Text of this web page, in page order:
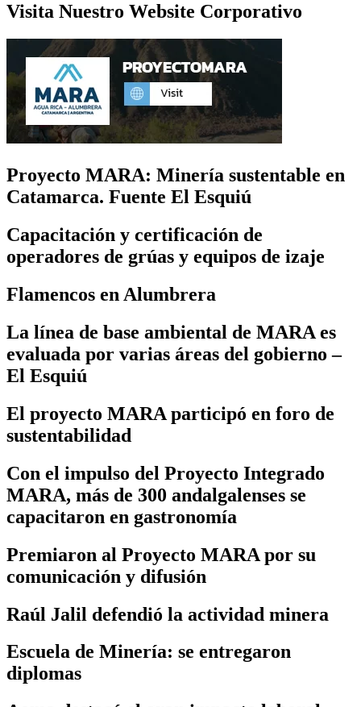
Visita Nuestro Website Corporativo
Proyecto MARA: Minería sustentable en
Catamarca. Fuente El Esquiú
Capacitación y certificación de
operadores de grúas y equipos de izaje
Flamencos en Alumbrera
La línea de base ambiental de MARA es
evaluada por varias áreas del gobierno –
El Esquiú
El proyecto MARA participó en foro de
sustentabilidad
Con el impulso del Proyecto Integrado
MARA, más de 300 andalgalenses se
capacitaron en gastronomía
Premiaron al Proyecto MARA por su
comunicación y difusión
Raúl Jalil defendió la actividad minera
Escuela de Minería: se entregaron
diplomas